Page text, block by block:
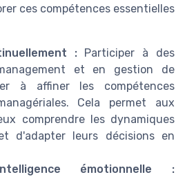
ces compétences essentielles
:Participer à des
et en gestion de
à affiner les compétences
Cela permet aux
comprendre les dynamiques
d'adapter leurs décisions en
émotionnelle :